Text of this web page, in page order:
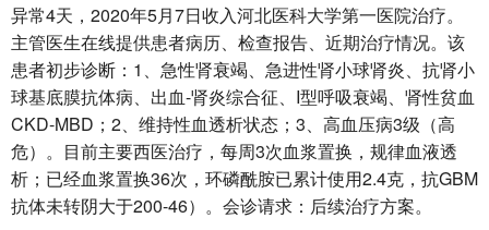
异常4天，2020年5月7日收入河北医科大学第一医院治疗。
主管医生在线提供患者病历、检查报告、近期治疗情况。该
患者初步诊断：1、急性肾衰竭、急进性肾小球肾炎、抗肾小
球基底膜抗体病、出血-肾炎综合征、I型呼吸衰竭、肾性贫血
CKD-MBD；2、维持性血透析状态；3、高血压病3级（高
危）。目前主要西医治疗，每周3次血浆置换，规律血液透
析；已经血浆置换36次，环磷酰胺已累计使用2.4克，抗GBM
抗体未转阴大于200-46）。会诊请求：后续治疗方案。